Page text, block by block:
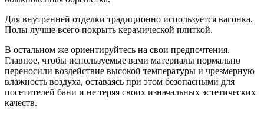
Для внутренней отделки традиционно используется вагонка.
Полы лучше всего покрыть керамической плиткой.
В остальном же ориентируйтесь на свои предпочтения.
Главное, чтобы используемые вами материалы нормально
переносили воздействие высокой температуры и чрезмерную
влажность воздуха, оставаясь при этом безопасными для
посетителей бани и не теряя своих изначальных эстетических
качеств.